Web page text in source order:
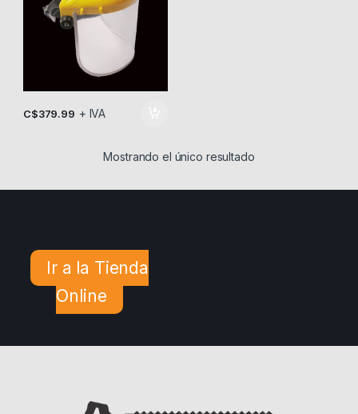
C$379.99 + IVA
Mostrando el único resultado
Ir a la Tienda
Online